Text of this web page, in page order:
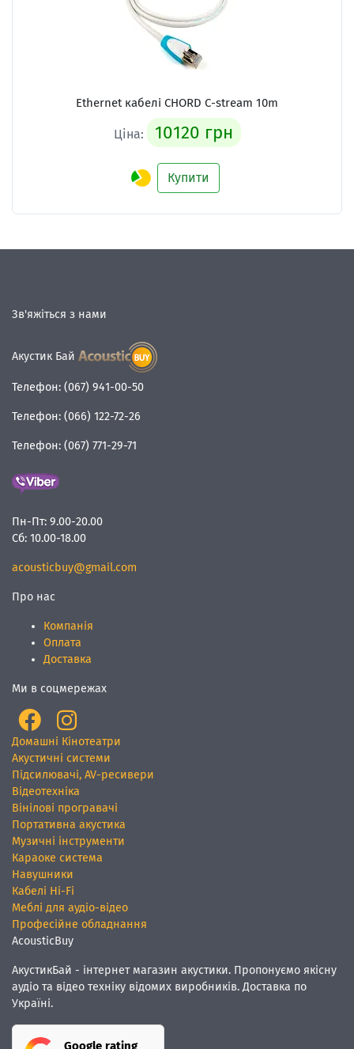
Ethernet кабелі CHORD C-stream 10m
Ціна: 10120 грн
Купити
Зв'яжіться з нами
Акустик Бай
Телефон: (067) 941-00-50
Телефон: (066) 122-72-26
Телефон: (067) 771-29-71
Пн-Пт: 9.00-20.00
Сб: 10.00-18.00
acousticbuy@gmail.com
Про нас
Компанія
Оплата
Доставка
Ми в соцмережах
Домашні Кінотеатри
Акустичні системи
Підсилювачі, AV-ресивери
Відеотехніка
Вінілові програвачі
Портативна акустика
Музичні інструменти
Караоке система
Навушники
Кабелі Hi-Fi
Меблі для аудіо-відео
Професійне обладнання
AcousticBuy
АкустикБай - інтернет магазин акустики. Пропонуємо якісну
аудіо та відео техніку відомих виробників. Доставка по
Україні.
Google rating